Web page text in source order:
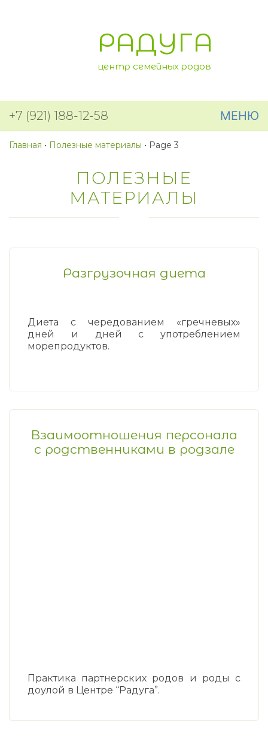
РАДУГА
центр семейных родов
+7 (921) 188-12-58 МЕНЮ
Главная • Полезные материалы • Page 3
ПОЛЕЗНЫЕ
МАТЕРИАЛЫ
Разгрузочная диета
Диета с чередованием «гречневых»
дней и дней с употреблением
морепродуктов.
Взаимоотношения персонала
с родственниками в родзале
Практика партнерских родов и роды с
доулой в Центре “Радуга”.